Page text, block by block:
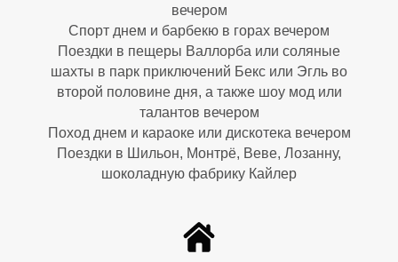
вечером
Спорт днем и барбекю в горах вечером
Поездки в пещеры Валлорба или соляные
шахты в парк приключений Бекс или Эгль во
второй половине дня, а также шоу мод или
талантов вечером
Поход днем и караоке или дискотека вечером
Поездки в Шильон, Монтрё, Веве, Лозанну,
шоколадную фабрику Кайлер